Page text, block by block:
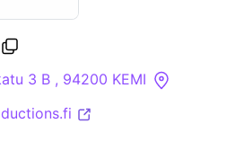
3 B , 94200 KEMI